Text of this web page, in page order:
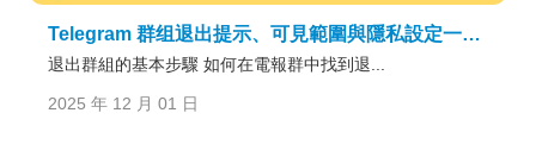
Telegram 群组退出提示、可見範圍與隱私設定一次講清楚
退出群組的基本步驟 如何在電報群中找到退...
2025 年 12 月 01 日